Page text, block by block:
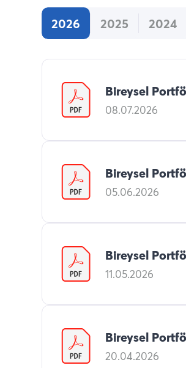
2026 2025 2024
Bireysel
08.07.2026
Bireysel
05.06.2026
Bireysel
11.05.2026
Bireysel
20.04.2026